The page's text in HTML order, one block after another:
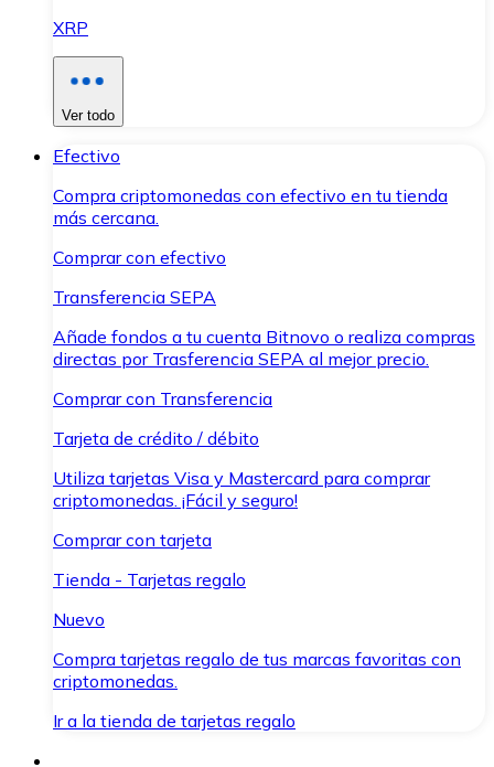
XRP
Ver todo
Efectivo
Compra criptomonedas con efectivo en tu tienda
más cercana.
Comprar con efectivo
Transferencia SEPA
Añade fondos a tu cuenta Bitnovo o realiza compras
directas por Trasferencia SEPA al mejor precio.
Comprar con Transferencia
Tarjeta de crédito / débito
Utiliza tarjetas Visa y Mastercard para comprar
criptomonedas. ¡Fácil y seguro!
Comprar con tarjeta
Tienda - Tarjetas regalo
Nuevo
Compra tarjetas regalo de tus marcas favoritas con
criptomonedas.
Ir a la tienda de tarjetas regalo